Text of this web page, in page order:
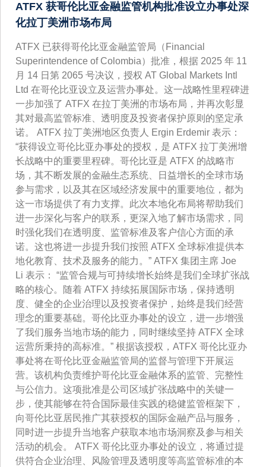
ATFX 获哥伦比亚金融监管机构批准设立办事处深
化拉丁美洲市场布局
ATFX 已获得哥伦比亚金融监管局（Financial
Superintendence of Colombia）批准，根据 2025 年 11
月 14 日第 2065 号决议，授权 AT Global Markets Intl
Ltd 在哥伦比亚设立及运营办事处。这一战略性里程碑进
一步加强了 ATFX 在拉丁美洲的市场布局，并再次彰显
其对最高监管标准、透明度及投资者保护原则的坚定承
诺。 ATFX 拉丁美洲地区负责人 Ergin Erdemir 表示：
“获得设立哥伦比亚办事处的授权，是 ATFX 拉丁美洲增
长战略中的重要里程碑。哥伦比亚是 ATFX 的战略市
场，其不断发展的金融生态系统、日益增长的全球市场
参与需求，以及其在区域经济发展中的重要地位，都为
这一市场提供了有力支撑。此次本地化布局将帮助我们
进一步深化与客户的联系，更深入地了解市场需求，同
时强化我们在透明度、监管标准及客户信心方面的承
诺。这也将进一步提升我们按照 ATFX 全球标准提供本
地化教育、技术及服务的能力。” ATFX 集团主席 Joe
Li 表示： “监管合规与可持续增长始终是我们全球扩张战
略的核心。随着 ATFX 持续拓展国际市场，保持透明
度、健全的企业治理以及投资者保护，始终是我们经营
理念的重要基础。哥伦比亚办事处的设立，进一步增强
了我们服务当地市场的能力，同时继续坚持 ATFX 全球
运营所秉持的高标准。” 根据该授权，ATFX 哥伦比亚办
事处将在哥伦比亚金融监管局的监督与管理下开展运
营。该机构负责维护哥伦比亚金融体系的监管、完整性
与公信力。这项批准是公司区域扩张战略中的关键一
步，使其能够在符合国际最佳实践的稳健监管框架下，
向哥伦比亚居民推广其获授权的国际金融产品与服务，
同时进一步提升当地客户获取本地市场洞察及参与相关
活动的机会。 ATFX 哥伦比亚办事处的设立，将通过提
供符合企业治理、风险管理及透明度等高监管标准的本